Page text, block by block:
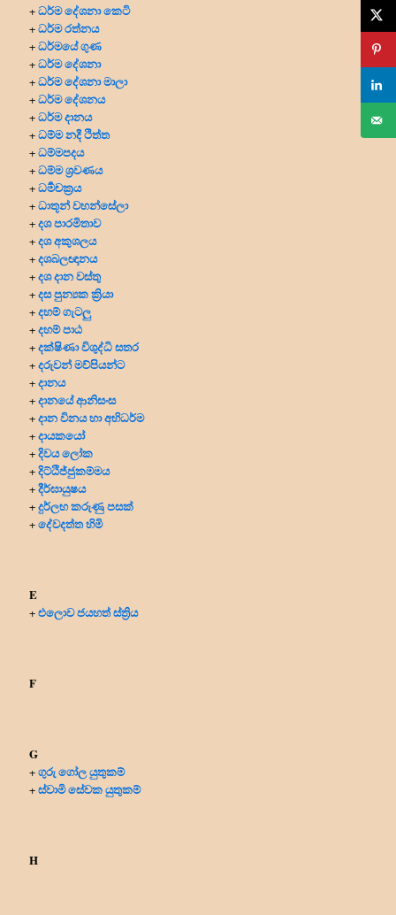
+ධර්ම දේශනා කෙටි
+ධර්ම රත්නය
+ධර්මයේ ගුණ
+ධර්ම දේශනා
+ධර්ම දේශනා මාලා
+ධර්ම දේශනය
+ධර්ම දානය
+ධම්ම නදී ථිත්ත
+ධම්මපදය
+ධම්ම ශ්‍රවණය
+ධර්‍මචක්‍රය
+ධාතූන් වහන්සේලා
+දශ පාරමිතාව
+දශ අකුශලය
+දශබලඥානය
+දශ දාන වස්තු
+දස පුන්‍යක ක්‍රියා
+දහම් ගැටලු
+දහම් පාඨ
+දක්ෂිණා විශුද්ධි සතර
+දරුවන් මව්පියන්ට
+දානය
+දානයේ ආනිසංස
+දාන විනය හා අභිධර්ම
+දායකයෝ
+දිවය ලෝක
+දිට්ඨිජ්ජුකම්මය
+දීර්ඝායුෂය
+දුර්ලභ කරුණු පසක්
+දේවදත්ත හිමි
E
+එලොව ජයහත් ස්ත්‍රිය
F
G
+ගුරු ගෝල යුතුකම්
+ස්වාමි සේවක යුතුකම්
H